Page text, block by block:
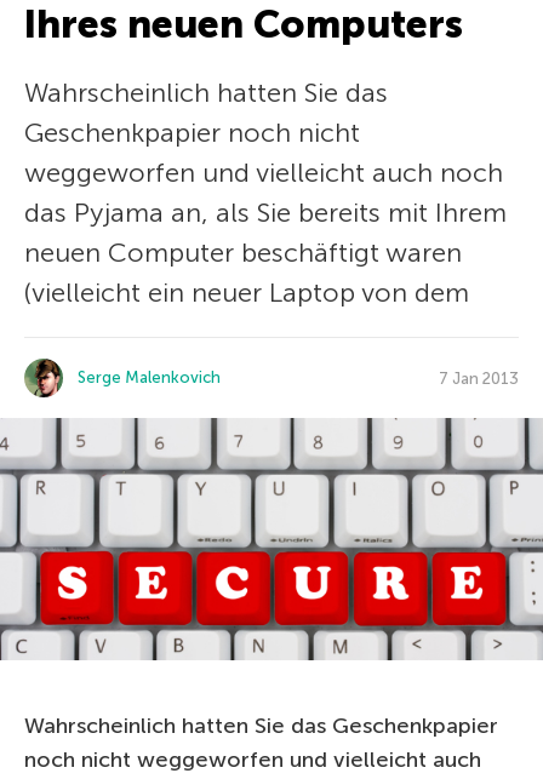
Ihres neuen Computers
Wahrscheinlich hatten Sie das
Geschenkpapier noch nicht
weggeworfen und vielleicht auch noch
das Pyjama an, als Sie bereits mit Ihrem
neuen Computer beschäftigt waren
(vielleicht ein neuer Laptop von dem
Serge Malenkovich 7 Jan 2013
Wahrscheinlich hatten Sie das Geschenkpapier
noch nicht weggeworfen und vielleicht auch